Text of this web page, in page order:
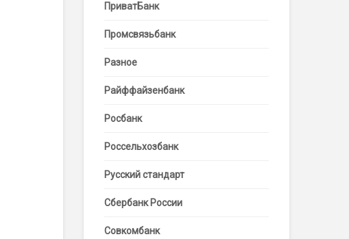
ПриватБанк
Промсвязьбанк
Разное
Райффайзенбанк
Росбанк
Россельхозбанк
Русский стандарт
Сбербанк России
Совкомбанк